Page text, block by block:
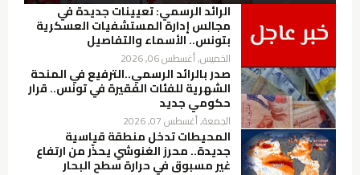
الرائد الرسمي: تعيينات جديدة في
مجالس إدارة المستشفيات العسكرية
بتونس.. الأسماء والتفاصيل
الخميس, أغسطس 06, 2026
صدر بالرائد الرسمي..الترفيع في المنحة
الشهرية للفئات الفقيرة في تونس.. قرار
حكومي جديد
الجمعة, أغسطس 07, 2026
المحيطات تدخل منطقة قياسية
جديدة.. محرز الغنوشي يحذّر من ارتفاع
غير مسبوق في حرارة سطح البحار